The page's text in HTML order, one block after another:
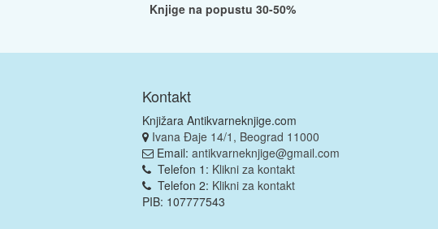
Knjige na popustu 30-50%
Kontakt
Knjižara Antikvarneknjige.com
Ivana Đaje 14/1, Beograd 11000
Email: antikvarneknjige@gmail.com
Telefon 1: Klikni za kontakt
Telefon 2: Klikni za kontakt
PIB: 107777543